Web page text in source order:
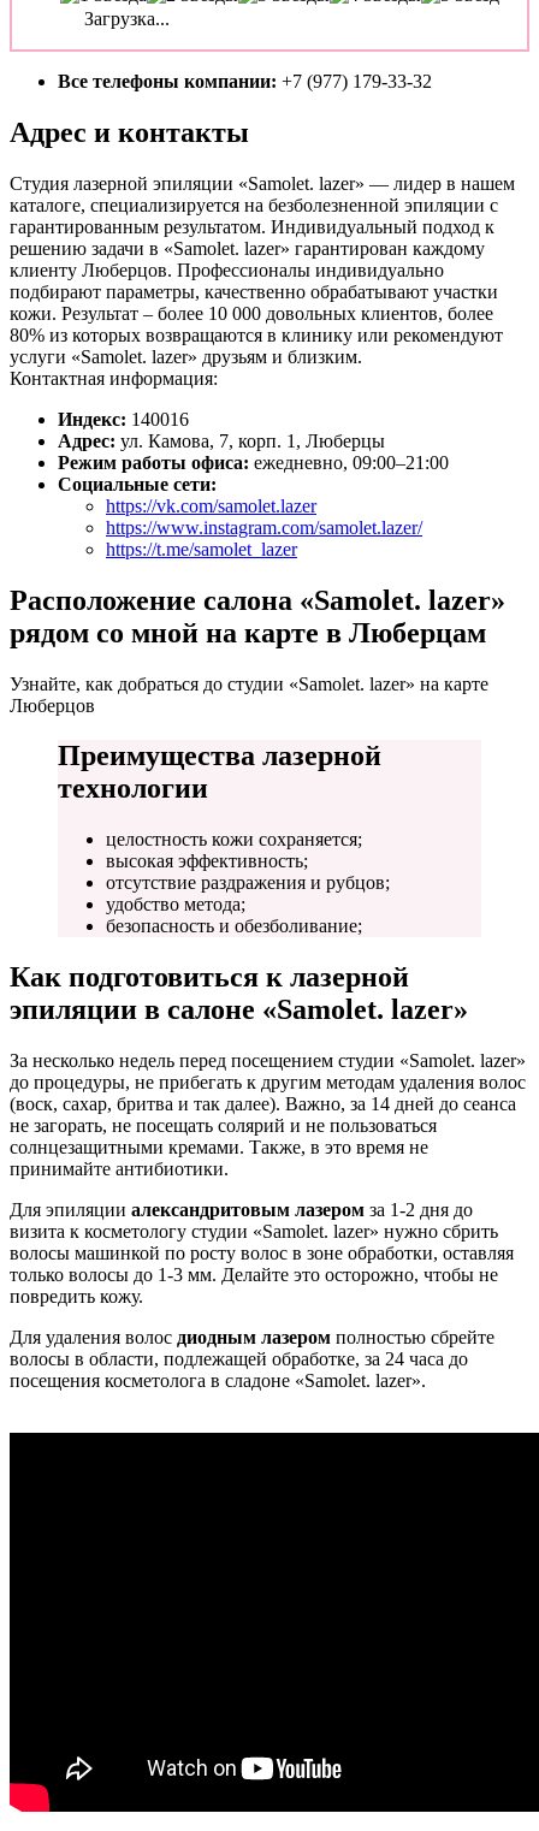
Загрузка...
Все телефоны компании: +7 (977) 179-33-32
Адрес и контакты
Студия лазерной эпиляции «Samolet. lazer» — лидер в нашем
каталоге, специализируется на безболезненной эпиляции с
гарантированным результатом. Индивидуальный подход к
решению задачи в «Samolet. lazer» гарантирован каждому
клиенту Люберцов. Профессионалы индивидуально
подбирают параметры, качественно обрабатывают участки
кожи. Результат – более 10 000 довольных клиентов, более
80% из которых возвращаются в клинику или рекомендуют
услуги «Samolet. lazer» друзьям и близким.
Контактная информация:
Индекс: 140016
Адрес: ул. Камова, 7, корп. 1, Люберцы
Режим работы офиса: ежедневно, 09:00–21:00
Социальные сети:
https://vk.com/samolet.lazer
https://www.instagram.com/samolet.lazer/
https://t.me/samolet_lazer
Расположение салона «Samolet. lazer»
рядом со мной на карте в Люберцам
Узнайте, как добраться до студии «Samolet. lazer» на карте
Люберцов
Преимущества лазерной
технологии
целостность кожи сохраняется;
высокая эффективность;
отсутствие раздражения и рубцов;
удобство метода;
безопасность и обезболивание;
Как подготовиться к лазерной
эпиляции в салоне «Samolet. lazer»
За несколько недель перед посещением студии «Samolet. lazer»
до процедуры, не прибегать к другим методам удаления волос
(воск, сахар, бритва и так далее). Важно, за 14 дней до сеанса
не загорать, не посещать солярий и не пользоваться
солнцезащитными кремами. Также, в это время не
принимайте антибиотики.
Для эпиляции александритовым лазером за 1-2 дня до
визита к косметологу студии «Samolet. lazer» нужно сбрить
волосы машинкой по росту волос в зоне обработки, оставляя
только волосы до 1-3 мм. Делайте это осторожно, чтобы не
повредить кожу.
Для удаления волос диодным лазером полностью сбрейте
волосы в области, подлежащей обработке, за 24 часа до
посещения косметолога в сладоне «Samolet. lazer».